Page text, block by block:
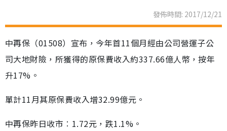
發佈時間: 2017/12/21
中再保（01508）宣布，今年首11個月經由公司營運子公
司大地財險，所獲得的原保費收入約337.66億人幣，按年
升17%。
單計11月其原保費收入增32.99億元。
中再保昨日收市︰1.72元，跌1.1%。